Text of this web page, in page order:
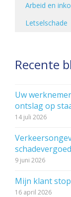
Arbeid en
Letselschade
Recente
Uw
ontslag op
14 juli 2026
9 juni 2026
Mijn klant
16 april 2026